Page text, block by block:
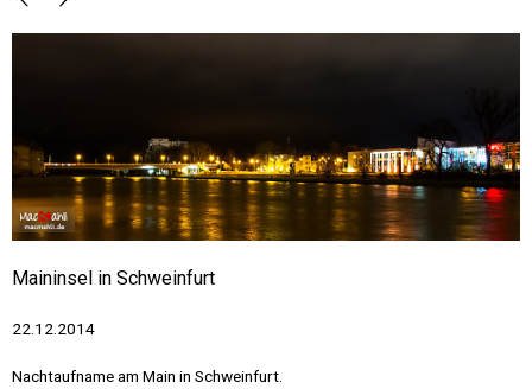
Maininsel in Schweinfurt
22.12.2014
Nachtaufname am Main in Schweinfurt.